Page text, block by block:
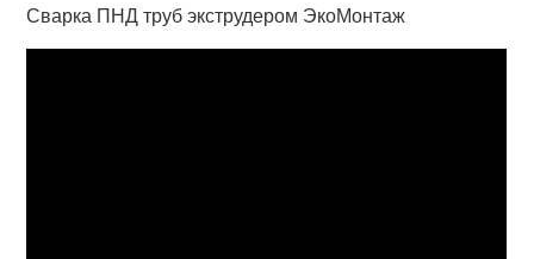
Сварка ПНД труб экструдером ЭкоМонтаж